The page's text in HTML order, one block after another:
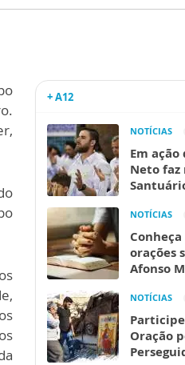
+ A12
NOTÍCIAS
Em ação
Neto faz
NOTÍCIAS
orações
Afonso
NOTÍCIAS
Oração